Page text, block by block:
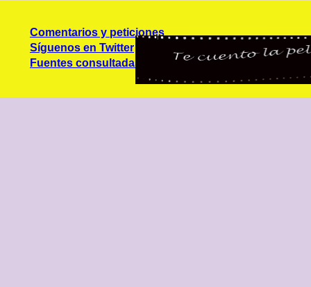
Comentarios y peticiones
Síguenos en Twitter
Fuentes consultadas